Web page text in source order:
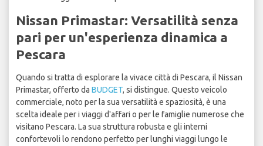
Nissan Primastar: Versatilità senza
pari per un'esperienza dinamica a
Pescara
Quando si tratta di esplorare la vivace città di Pescara, il Nissan
Primastar, offerto da BUDGET, si distingue. Questo veicolo
commerciale, noto per la sua versatilità e spaziosità, è una
scelta ideale per i viaggi d'affari o per le famiglie numerose che
visitano Pescara. La sua struttura robusta e gli interni
confortevoli lo rendono perfetto per lunghi viaggi lungo le